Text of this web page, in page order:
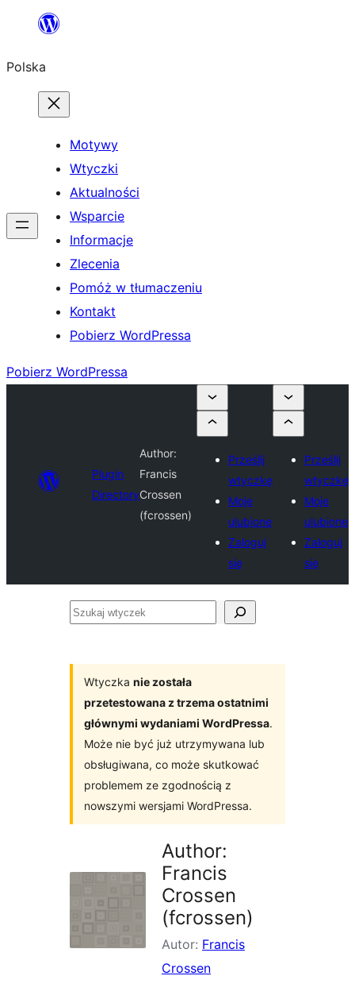
Przejdź
treści
Polska
Motywy
Wtyczki
Aktualności
Wsparcie
Informacje
Zlecenia
Pomóż w tłumaczeniu
Kontakt
Pobierz WordPressa
Pobierz WordPressa
Plugin
Directory
Author:
Francis
Crossen
(fcrossen)
Prześlij
wtyczkę
Moje
ulubione
Zaloguj
się
Prześlij
wtyczkę
Moje
ulubione
Zaloguj
się
Szukaj
Wtyczka nie została
przetestowana z trzema ostatnimi
głównymi wydaniami WordPressa.
Może nie być już utrzymywana lub
obsługiwana, co może skutkować
problemem ze zgodnością z
nowszymi wersjami WordPressa.
Author:
Francis
Crossen
(fcrossen)
Autor: Francis
Crossen